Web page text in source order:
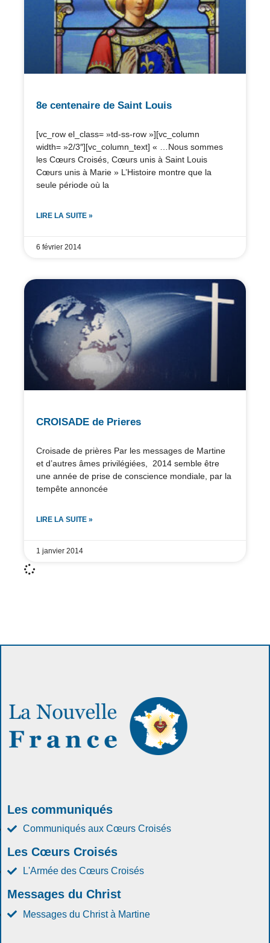
8e centenaire de Saint Louis
[vc_row el_class= »td-ss-row »][vc_column
width= »2/3″][vc_column_text] « …Nous sommes
les Cœurs Croisés, Cœurs unis à Saint Louis
Cœurs unis à Marie » L’Histoire montre que la
seule période où la
LIRE LA SUITE »
6 février 2014
CROISADE de Prieres
Croisade de prières Par les messages de Martine
et d’autres âmes privilégiées, 2014 semble être
une année de prise de conscience mondiale, par la
tempête annoncée
LIRE LA SUITE »
1 janvier 2014
Les communiqués
Communiqués aux Cœurs Croisés
Les Cœurs Croisés
L'Armée des Cœurs Croisés
Messages du Christ
Messages du Christ à Martine